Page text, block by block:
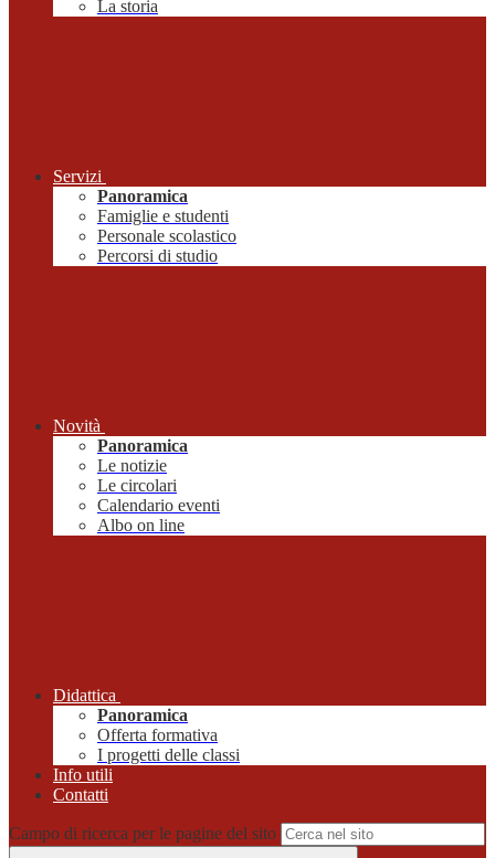
La storia
Servizi
Panoramica
Famiglie e studenti
Personale scolastico
Percorsi di studio
Novità
Panoramica
Le notizie
Le circolari
Calendario eventi
Albo on line
Didattica
Panoramica
Offerta formativa
I progetti delle classi
Info utili
Contatti
Campo di ricerca per le pagine del sito